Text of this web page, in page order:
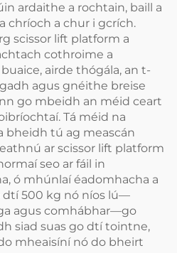
ardaithe a rochtain, baill a
chríoch a chur i gcrích.
scissor lift platform a
cothroime a
airde thógála, an t-
agus gnéithe breise
go mbeidh an méid ceart
Tá méid na
bheidh tú ag meascán
ar scissor lift platform
seo ar fáil in
ó mhúnlaí éadomhacha a
dtí 500 kg nó níos lú—
agus comhábhar—go
siad suas go dtí tointne,
mheaisíní nó do bheirt